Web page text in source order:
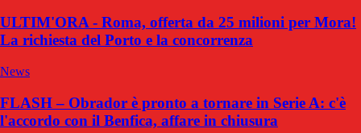
ULTIM'ORA - Roma, offerta da 25 milioni per Mora!
La richiesta del Porto e la concorrenza
News
FLASH – Obrador è pronto a tornare in Serie A: c'è
l'accordo con il Benfica, affare in chiusura